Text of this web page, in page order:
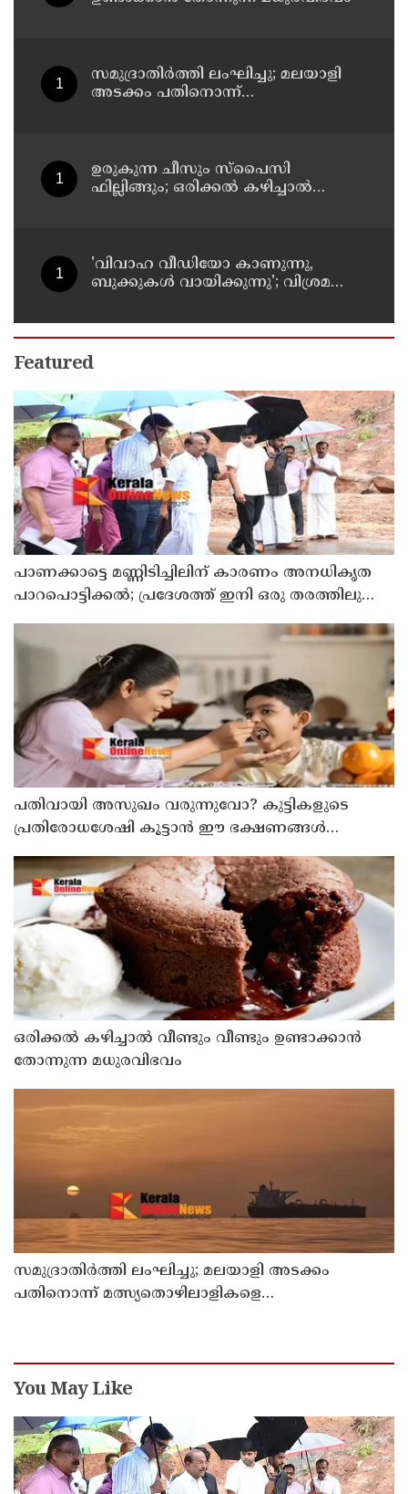
സമുദ്രാതിർത്തി ലംഘിച്ചു; മലയാളി
അടക്കം പതിനൊന്ന്
ഉരുകുന്ന ചീസും സ്പൈസി
ഫില്ലിങ്ങും; ഒരിക്കൽ കഴിച്ചാൽ
'വിവാഹ വീഡിയോ കാണുന്നു,
ബുക്കുകള്‍ വായിക്കുന്നു'; വിശ്രമ
Featured
പാണക്കാട്ടെ മണ്ണിടിച്ചിലിന് കാരണം അനധികൃത
പാറപൊട്ടിക്കൽ; പ്രദേശത്ത് ഇനി ഒരു തരത്തിലുള്ള
മന്ത്രി പികെ കുഞ്ഞാലിക്കുട്ടി
പതിവായി അസുഖം വരുന്നുവോ? കുട്ടികളുടെ
പ്രതിരോധശേഷി കൂട്ടാൻ ഈ ഭക്ഷണങ്ങൾ
ഒരിക്കൽ കഴിച്ചാൽ വീണ്ടും വീണ്ടും ഉണ്ടാക്കാൻ
തോന്നുന്ന മധുരവിഭവം
സമുദ്രാതിർത്തി ലംഘിച്ചു; മലയാളി അടക്കം
പതിനൊന്ന് മത്സ്യതൊഴിലാളികളെ
You May Like